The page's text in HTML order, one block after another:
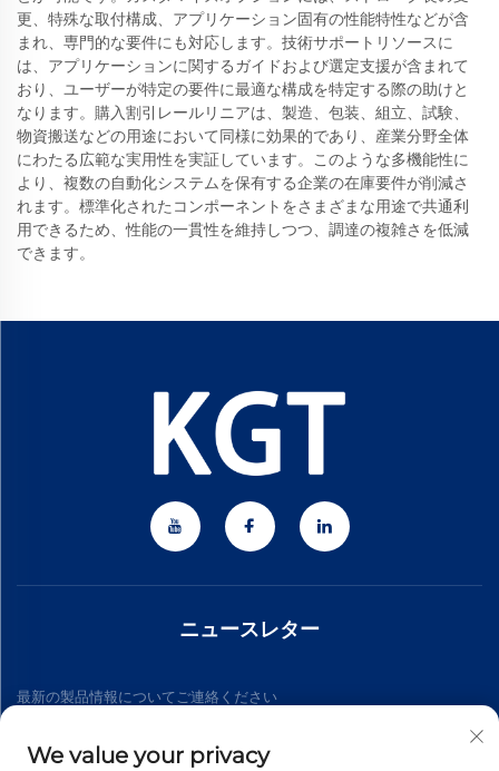
更、特殊な取付構成、アプリケーション固有の性能特性などが含
まれ、専門的な要件にも対応します。技術サポートリソースに
は、アプリケーションに関するガイドおよび選定支援が含まれて
おり、ユーザーが特定の要件に最適な構成を特定する際の助けと
なります。購入割引レールリニアは、製造、包装、組立、試験、
物資搬送などの用途において同様に効果的であり、産業分野全体
にわたる広範な実用性を実証しています。このような多機能性に
より、複数の自動化システムを保有する企業の在庫要件が削減さ
れます。標準化されたコンポーネントをさまざまな用途で共通利
用できるため、性能の一貫性を維持しつつ、調達の複雑さを低減
できます。
ニュースレター
最新の製品情報についてご連絡ください
We value your privacy